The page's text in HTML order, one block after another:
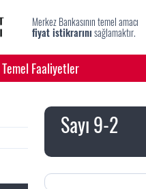
Merkez Bankasının temel amacı
fiyat istikrarınısağlamaktır.
Temel Faaliyetler
Sayı 9-2